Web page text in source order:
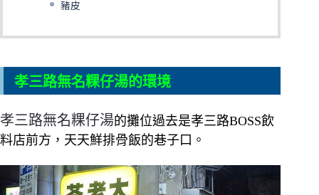
豬皮
孝三路無名粿仔湯的環境
孝三路無名粿仔湯的攤位過去是孝三路BOSS飲
料店前方，天天鮮排骨飯的巷子口。